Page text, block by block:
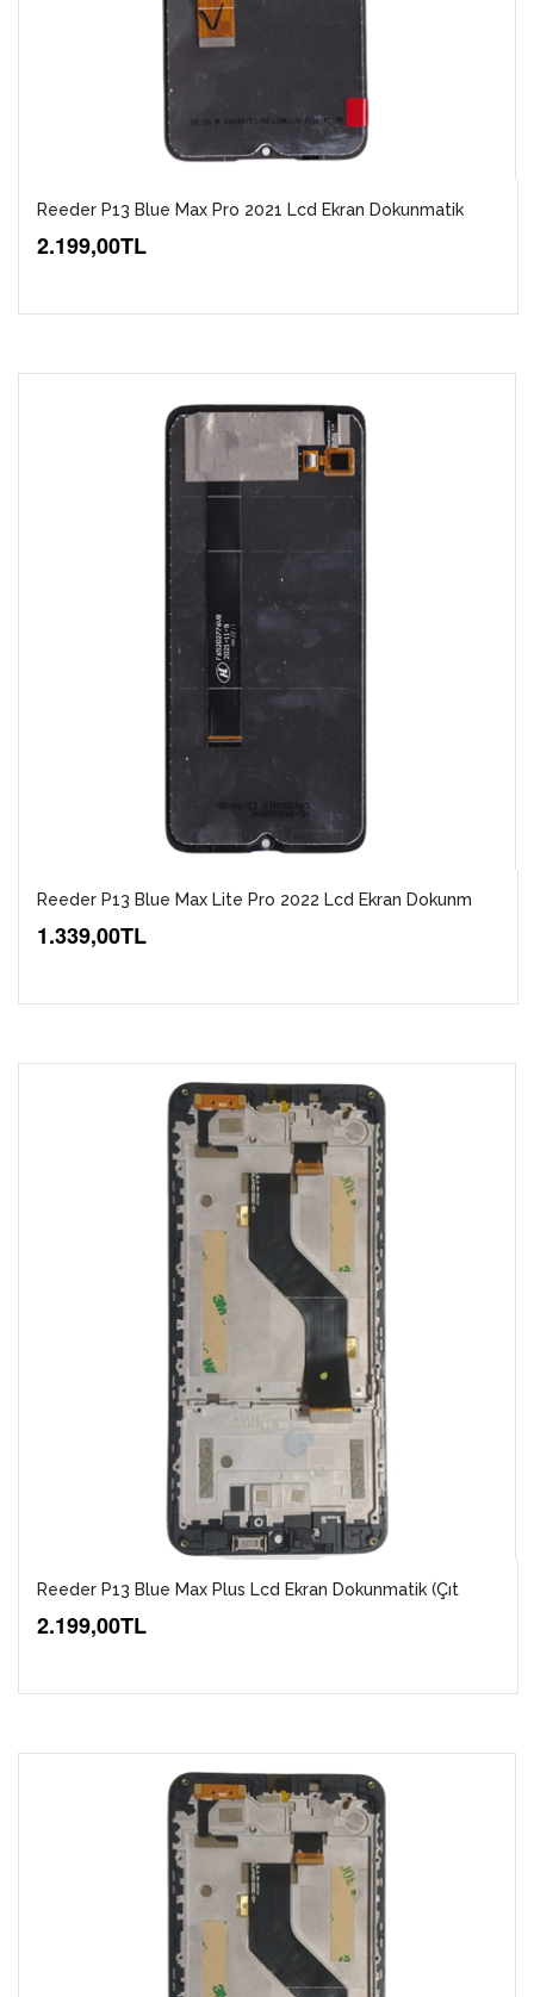
Reeder P13 Blue Max Pro 2021 Lcd Ekran Dokunmatik
2.199,00TL
Reeder P13 Blue Max Lite Pro 2022 Lcd Ekran Dokunm
1.339,00TL
Reeder P13 Blue Max Plus Lcd Ekran Dokunmatik (Çıt
2.199,00TL